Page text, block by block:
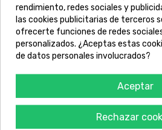
14,00 €
COMPRAR
Mostrando 1-4 de 4
rendimiento, redes sociales y
las cookies publicitarias de terceros
ofrecerte funciones de redes
personalizados. ¿Aceptas estas
de datos personales involucrados?
Aceptar
Rechazar